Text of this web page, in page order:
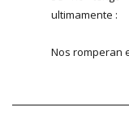
ultimamente :
Nos romperan